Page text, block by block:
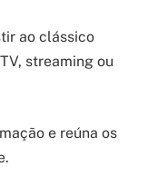
ao clássico
streaming ou
e reúna os